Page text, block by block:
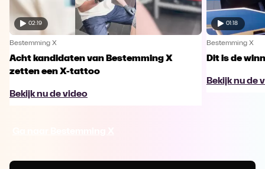
02:19
Bestemming X
Acht kandidaten van Bestemming X
zetten een X-tattoo
Bekijk nu de video
01:18
Bestemming X
Dit is de
Bekijk nu de